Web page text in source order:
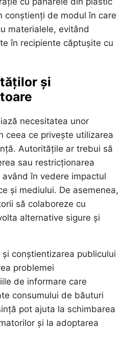
conștienți de modul în care
materialele, evitând
în recipiente căptușite cu
și
necesitatea unor
ceea ce privește utilizarea
Autoritățile ar trebui să
sau restricționarea
în vedere impactul
și mediului. De asemenea,
să colaboreze cu
alternative sigure și
conștientizarea publicului
problemei
de informare care
consumului de băuturi
pot ajuta la schimbarea
și la adoptarea